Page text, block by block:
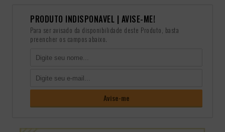
PRODUTO INDISPONÃ­VEL | AVISE-ME!
Para ser avisado da disponibilidade deste Produto, basta
preencher os campos abaixo.